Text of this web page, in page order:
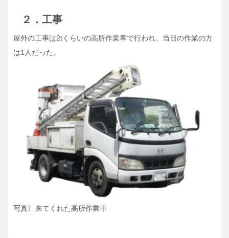
２．工事
屋外の工事は2tくらいの高所作業車で行われ、当日の作業の方
は1人だった。
写真⇧ 来てくれた高所作業車